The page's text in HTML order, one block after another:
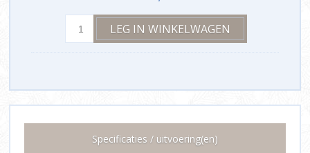
Specificaties / uitvoering(en)